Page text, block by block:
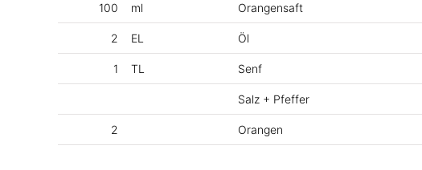
100 ml Orangensaft
2 EL Öl
1 TL Senf
Salz + Pfeffer
2 Orangen